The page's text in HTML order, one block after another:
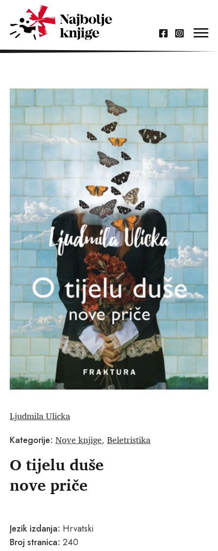
Ljudmila Ulicka
Kategorije: Nove knjige, Beletristika
O tijelu duše
nove priče
Jezik izdanja: Hrvatski
Broj stranica: 240